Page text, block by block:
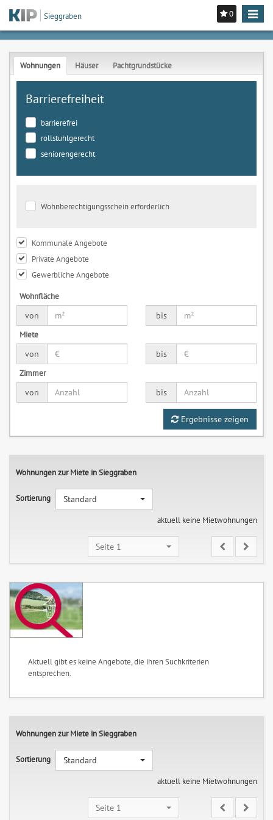
0
Toggle
Sieggraben
Wohnungen Häuser Pachtgrundstücke
Barrierefreiheit
barrierefrei
rollstuhlgerecht
seniorengerecht
Wohnberechtigungsschein erforderlich
Kommunale Angebote
Private Angebote
Gewerbliche Angebote
Wohnfläche
von
bis
Miete
von
bis
Zimmer
von
bis
Ergebnisse zeigen
Wohnungen zur Miete in Sieggraben
Sortierung
Standard
aktuell keine Mietwohnungen
Seite 1
Aktuell gibt es keine Angebote, die ihren Suchkriterien
entsprechen.
Wohnungen zur Miete in Sieggraben
Sortierung
Standard
aktuell keine Mietwohnungen
Seite 1